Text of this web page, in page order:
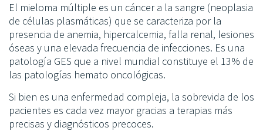
El mieloma múltiple es un cáncer a la sangre (neoplasia
de células plasmáticas) que se caracteriza por la
presencia de anemia, hipercalcemia, falla renal, lesiones
óseas y una elevada frecuencia de infecciones. Es una
patología GES que a nivel mundial constituye el 13% de
las patologías hemato oncológicas.
Si bien es una enfermedad compleja, la sobrevida de los
pacientes es cada vez mayor gracias a terapias más
precisas y diagnósticos precoces.